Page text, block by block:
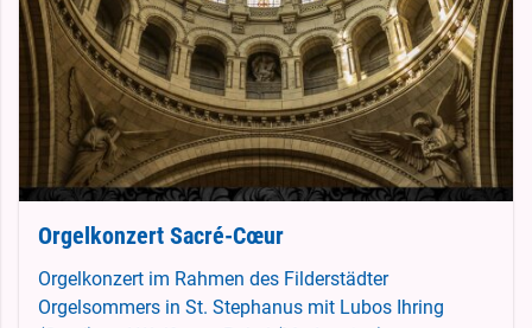
Orgelkonzert Sacré-Cœur
Orgelkonzert im Rahmen des Filderstädter
Orgelsommers in St. Stephanus mit Lubos Ihring